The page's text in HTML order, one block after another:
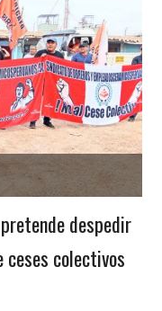
despedir
ceses colectivos